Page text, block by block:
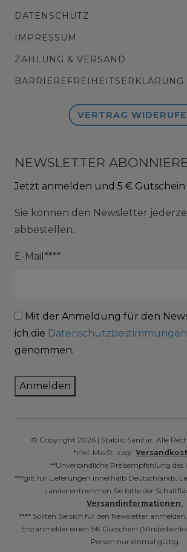
DATENSCHUTZ
IMPRESSUM
ZAHLUNG & VERSAND
BARRIEREFREIHEITSERKLÄRUNG
VERTRAG
NEWSLETTER
Jetzt anmelden und 5 €
Sie können den Newsletter
abbestellen.
E-Mail****
Mit der Anmeldung für den
ich die Datenschutzbestimmungen
genommen.
Anmelden
© Copyright 2026 | Stabilo Sanitär. Alle
*inkl. MwSt. zzgl.
**Unverbindliche Preisempfehlung des
***gilt für Lieferungen innerhalb Deutschlands,
Länder entnehmen Sie bitte der
Versandinformationen
**** Sollten Sie sich für den Newsletter
Erstanmelder einen 5€ Gutschein
Person nur einmal gültig.